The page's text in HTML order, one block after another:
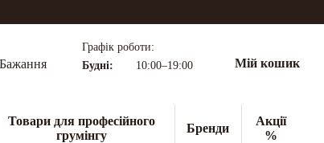
Бажання
Графік роботи:
Будні:
10:00–19:00 Мій кошик
Товари для професійного
грумінгу
Бренди
Акції
%